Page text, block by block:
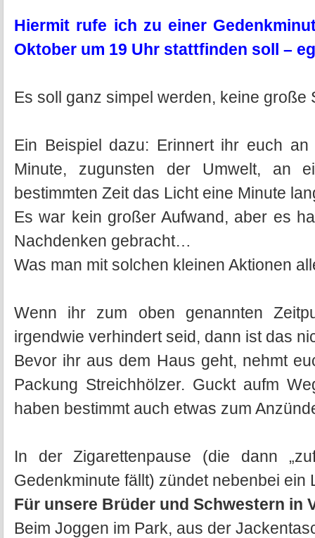
Hiermit rufe ich zu einer
Oktober um 19 Uhr stattfinden soll –
Es soll ganz simpel werden, keine große
Ein Beispiel dazu: Erinnert ihr euch
Minute, zugunsten der Umwelt, an
bestimmten Zeit das Licht eine Minute
Es war kein großer Aufwand, aber es
Nachdenken gebracht…
Was man mit solchen kleinen Aktionen
Wenn ihr zum oben genannten
irgendwie verhindert seid, dann ist das
Bevor ihr aus dem Haus geht, nehmt
Packung Streichhölzer. Guckt aufm
haben bestimmt auch etwas zum
In der Zigarettenpause (die dann
Gedenkminute fällt) zündet nebenbei ein
Für unsere Brüder und Schwestern in
Beim Joggen im Park, aus der